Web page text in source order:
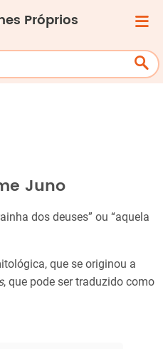
Próprios
Juno
dos deuses” ou “aquela
que se originou a
, que pode ser traduzido como